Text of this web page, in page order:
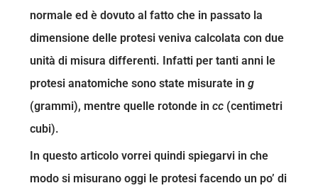
normale ed è dovuto al fatto che in passato la
dimensione delle protesi veniva calcolata con due
unità di misura differenti. Infatti per tanti anni le
protesi anatomiche sono state misurate in g
(grammi), mentre quelle rotonde in cc (centimetri
cubi).
In questo articolo vorrei quindi spiegarvi in che
modo si misurano oggi le protesi facendo un po’ di